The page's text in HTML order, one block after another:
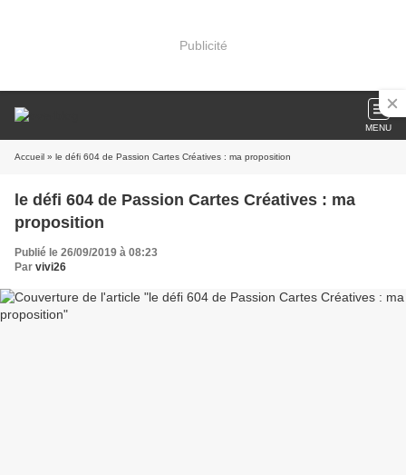
Publicité
MENU
Accueil » le défi 604 de Passion Cartes Créatives : ma proposition
le défi 604 de Passion Cartes Créatives : ma
proposition
Publié le 26/09/2019 à 08:23
Par vivi26